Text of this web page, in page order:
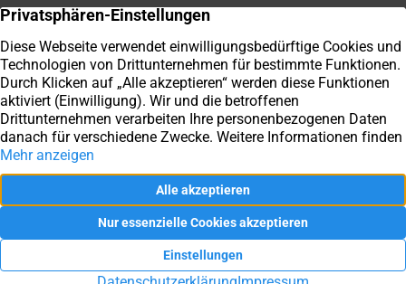
Ihre Immobilienmakler der Immobilienbörse Bonn / Rhein-
Datenschutz